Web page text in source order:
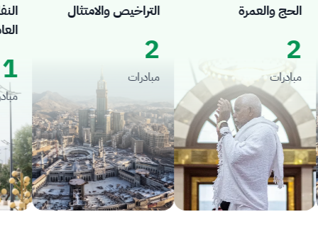
العامة
1
مبادرات
التراخيص والامتثال
2
مبادرات
الحج والعمرة
2
مبادرات